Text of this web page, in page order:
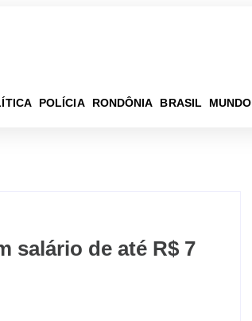
POLÍCIA RONDÔNIA BRASIL MUNDO
salário de até R$ 7